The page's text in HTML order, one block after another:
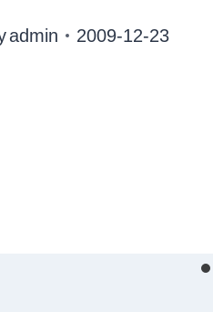
admin 2009-12-23